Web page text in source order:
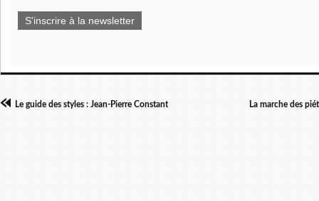
S'inscrire à la newsletter
Le guide des styles : Jean-Pierre Constant La marche des